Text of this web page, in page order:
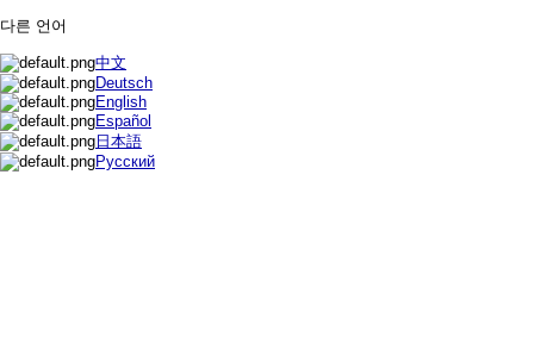
다른 언어
中文
Deutsch
English
Español
日本語
Русский